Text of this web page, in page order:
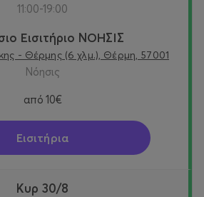
11:00-19:00
Εισιτήριο ΝΟΗΣΙΣ
- Θέρμης (6 χλμ.), Θέρμη, 57001
Νόησις
από 10€
Εισιτήρια
Κυρ 30/8